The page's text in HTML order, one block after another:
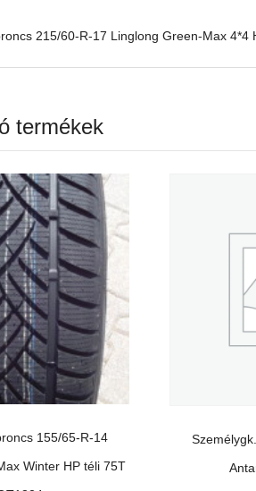
215/60-R-17 Linglong Green-Max 4*4
termékek
155/65-R-14
Winter HP téli 75T